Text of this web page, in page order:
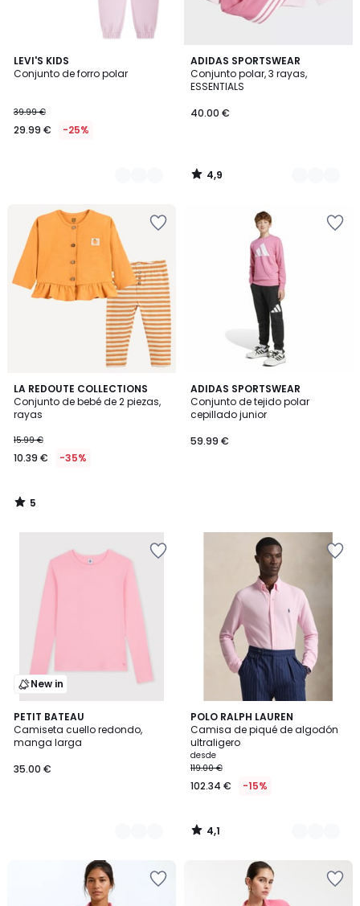
LEVI'S KIDS
Conjunto de forro polar
39.99 €
29.99 € -25%
2
Colores
ADIDAS SPORTSWEAR
Conjunto polar, 3 rayas,
ESSENTIALS
40.00 €
4,9
/ 5
2
Colores
4,9
/
LA REDOUTE COLLECTIONS
Conjunto de bebé de 2 piezas,
rayas
15.99 €
10.39 € -35%
5
/
5
5
/
ADIDAS SPORTSWEAR
Conjunto de tejido polar
cepillado junior
59.99 €
New in
PETIT BATEAU
Camiseta cuello redondo,
manga larga
35.00 €
3
Colores
POLO RALPH LAUREN
Camisa de piqué de algodón
ultraligero
desde
119.00 €
102.34 € -15%
4,1
/ 5
4
Colores
4,1
/